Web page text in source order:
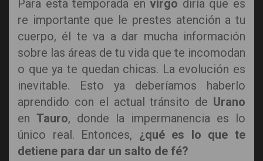
Para esta temporada envirgo diría que es
re importante que le prestes atención a tu
cuerpo, él te va a dar mucha información
sobre las áreas de tu vida que te incomodan
o que ya te quedan chicas. La evolución es
inevitable. Esto ya deberíamos haberlo
aprendido con el actual tránsito de Urano
en Tauro, donde la impermanencia es lo
único real. Entonces, ¿qué es lo que te
detiene para dar un salto de fé?